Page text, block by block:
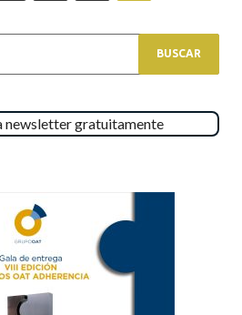
newsletter gratuitamente